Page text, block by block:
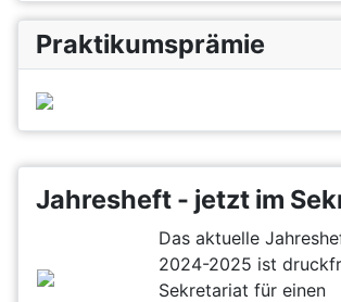
Jahresheft - jetzt im
Das aktuelle
2024-2025 ist
Sekretariat für einen
Praktikumsprämie